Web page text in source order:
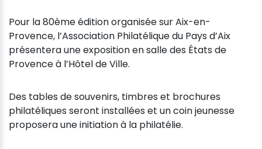
Pour la 80ème édition organisée sur Aix-en-
Provence, l’Association Philatélique du Pays d’Aix
présentera une exposition en salle des États de
Provence à l’Hôtel de Ville.
Des tables de souvenirs, timbres et brochures
philatéliques seront installées et un coin jeunesse
proposera une initiation à la philatélie.